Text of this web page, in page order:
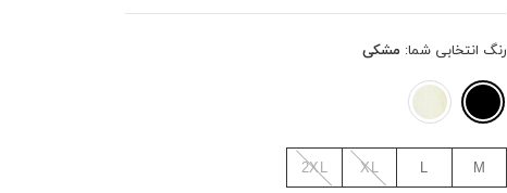
رنگ انتخابی شما: مشکی
M
L
XL
2XL